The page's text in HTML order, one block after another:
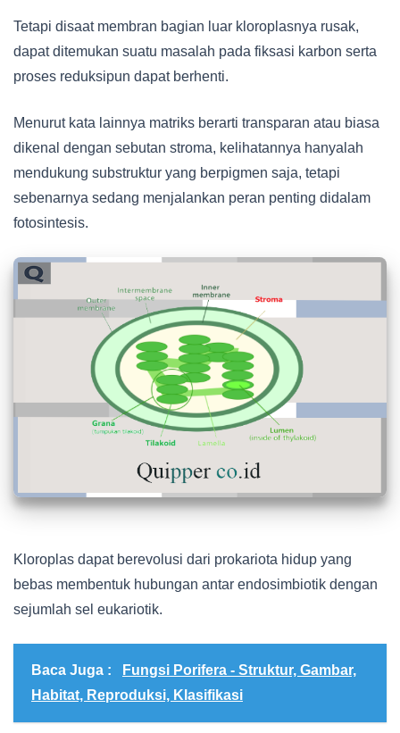
Tetapi disaat membran bagian luar kloroplasnya rusak,
dapat ditemukan suatu masalah pada fiksasi karbon serta
proses reduksipun dapat berhenti.
Menurut kata lainnya matriks berarti transparan atau biasa
dikenal dengan sebutan stroma, kelihatannya hanyalah
mendukung substruktur yang berpigmen saja, tetapi
sebenarnya sedang menjalankan peran penting didalam
fotosintesis.
Kloroplas dapat berevolusi dari prokariota hidup yang
bebas membentuk hubungan antar endosimbiotik dengan
sejumlah sel eukariotik.
Baca Juga :
Fungsi Porifera - Struktur, Gambar,
Habitat, Reproduksi, Klasifikasi